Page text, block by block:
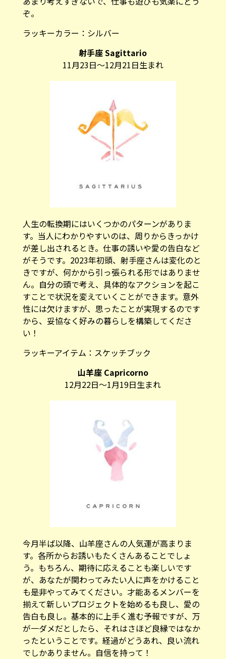
ぞ。
ラッキーカラー： シルバー
射手座 Sagittario
11月23日～12月21日生まれ
人生の転換期にはいくつかのパターンがありま
す。当人にわかりやすいのは、周りからきっかけ
が差し出されるとき。仕事の誘いや愛の告白など
がそうです。2023年初頭、射手座さんは変化のと
きですが、何かから引っ張られる形ではありませ
ん。自分の頭で考え、具体的なアクションを起こ
すことで状況を変えていくことができます。意外
性には欠けますが、思ったことが実現するのです
から、妥協なく好みの暮らしを構築してくださ
い！
ラッキーアイテム： スケッチブック
山羊座 Capricorno
12月22日～1月19日生まれ
今月半ば以降、山羊座さんの人気運が高まりま
す。各所からお誘いもたくさんあることでしょ
う。もちろん、期待に応えることも楽しいです
が、あなたが関わってみたい人に声をかけること
も是非やってみてください。才能あるメンバーを
揃えて新しいプロジェクトを始めるも良し、愛の
告白も良し。基本的に上手く進む予報ですが、万
が一ダメだとしたら、それはさほど良縁ではなか
ったということです。経過がどうあれ、良い流れ
でしかありません。自信を持って！